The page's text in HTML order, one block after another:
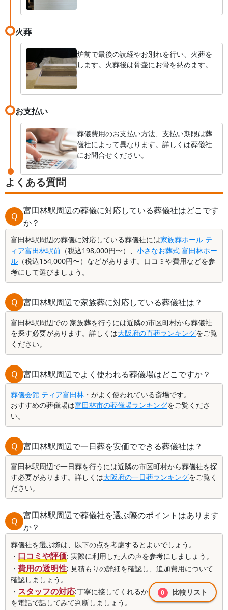
火葬
炉前で最後の読経やお別れを行い、火葬を
します。火葬後は骨壷にお骨を納めます。
お支払い
葬儀費用のお支払い方法、支払い期限は葬
儀社によって異なります。詳しくは葬儀社
にお問合せください。
よくある質問
Q
富田林駅周辺の葬儀に対応している葬儀社はどこです
か？
富田林駅周辺の葬儀に対応している葬儀社には家族葬ホール テ
ィア富田林駅前 （税込198,000円〜）、 小さなお葬式 富田林ホー
ル （税込154,000円〜）などがあります。口コミや費用などを参
考にして選びましょう。
Q 富田林駅周辺で家族葬に対応している葬儀社は？
富田林駅周辺での 家族葬を行うには近隣の市区町村から葬儀社
を探す必要があります。詳しくは大阪府の直葬ランキングをご覧
ください。
Q 富田林駅周辺でよく使われる葬儀場はどこですか？
葬儀会館 ティア富田林 ・がよく使われている斎場です。
おすすめの葬儀場は富田林市の葬儀場ランキングをご覧くださ
い。
Q 富田林駅周辺で一日葬を安価でできる葬儀社は？
富田林駅周辺で一日葬を行うには近隣の市区町村から葬儀社を探
す必要があります。詳しくは大阪府の一日葬ランキングをご覧く
ださい。
Q
富田林駅周辺で葬儀社を選ぶ際のポイントはあります
か？
葬儀社を選ぶ際は、以下の点を考慮するとよいでしょう。
・ 口コミや評価: 実際に利用した人の声を参考にしましょう。
・ 費用の透明性: 見積もりの詳細を確認し、追加費用について
確認しましょう。
・ スタッフの対応:丁寧に接してくれるか、対応の柔軟性など
を電話で話してみて判断しましょう。
0 比較リスト